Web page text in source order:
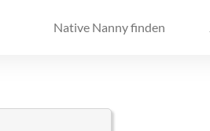
Native Nanny finden